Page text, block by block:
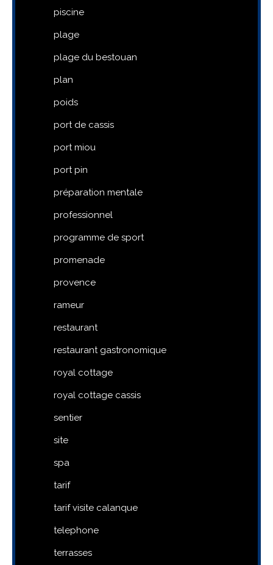
piscine
plage
plage du bestouan
plan
poids
port de cassis
port miou
port pin
préparation mentale
professionnel
programme de sport
promenade
provence
rameur
restaurant
restaurant gastronomique
royal cottage
royal cottage cassis
sentier
site
spa
tarif
tarif visite calanque
telephone
terrasses